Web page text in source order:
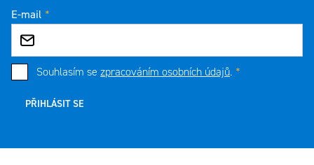
E-mail
Souhlasím se zpracováním osobních údajů.
PŘIHLÁSIT SE